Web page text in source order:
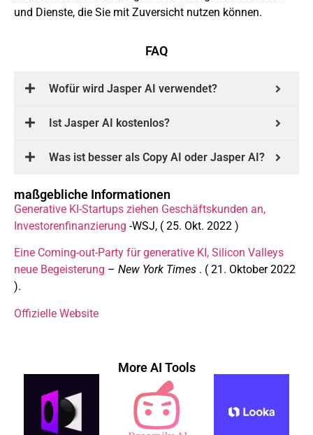
und Dienste, die Sie mit Zuversicht nutzen können.
FAQ
Wofür wird Jasper AI verwendet?
Ist Jasper AI kostenlos?
Was ist besser als Copy AI oder Jasper AI?
maßgebliche Informationen
Generative KI-Startups ziehen Geschäftskunden an,
Investorenfinanzierung -WSJ, ( 25. Okt. 2022 )
Eine Coming-out-Party für generative KI, Silicon Valleys
neue Begeisterung – New York Times . ( 21. Oktober 2022
).
Offizielle Website
More AI Tools